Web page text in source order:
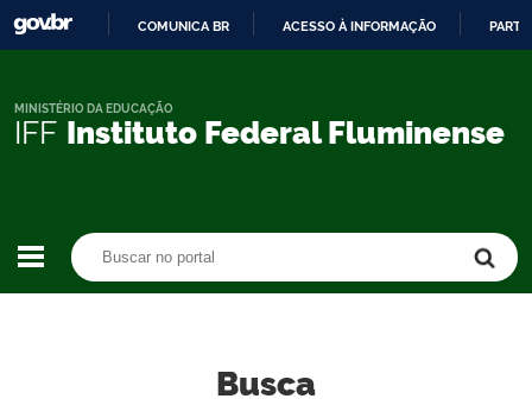
CONTEÚDO
COMUNICA BR ACESSO À INFORMAÇÃO
IFF Instituto Federal Fluminense
MINISTÉRIO DA EDUCAÇÃO
Busca